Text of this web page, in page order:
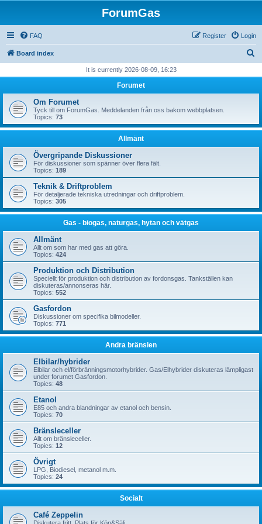
ForumGas
FAQ Login
Register
Board index
r
h
It is currently 2026-08-09, 16:23
Forumet
Om Forumet
Tyck till om ForumGas. Meddelanden från oss bakom webbplatsen.
Topics: 73
Allmänt
Övergripande Diskussioner
För diskussioner som spänner över flera fält.
Topics: 189
Teknik & Driftproblem
För detaljerade tekniska utredningar och driftproblem.
Topics: 305
Gas - biogas, naturgas, hytan och vätgas
Allmänt
Allt om som har med gas att göra.
Topics: 424
Produktion och Distribution
Speciellt för produktion och distribution av fordonsgas. Tankställen kan
diskuteras/annonseras här.
Topics: 552
Gasfordon
Diskussioner om specifika bilmodeller.
Topics: 771
Andra bränslen
Elbilar/hybrider
Elbilar och el/förbränningsmotorhybrider. Gas/Elhybrider diskuteras lämpligast
under forumet Gasfordon.
Topics: 48
Etanol
E85 och andra blandningar av etanol och bensin.
Topics: 70
Bränsleceller
Allt om bränsleceller.
Topics: 12
Övrigt
LPG, Biodiesel, metanol m.m.
Topics: 24
Socialt
Café Zeppelin